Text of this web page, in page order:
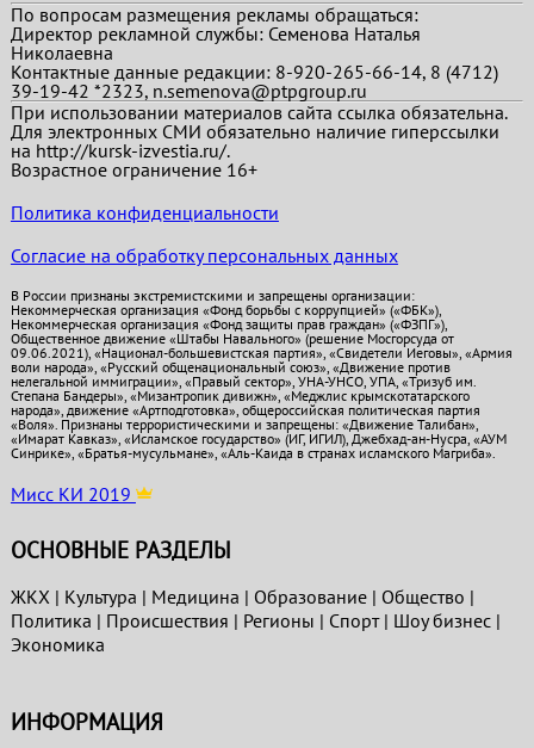
По вопросам размещения рекламы обращаться:
Директор рекламной службы: Семенова Наталья
Николаевна
Контактные данные редакции: 8-920-265-66-14, 8 (4712)
39-19-42 *2323, n.semenova@ptpgroup.ru
При использовании материалов сайта ссылка обязательна.
Для электронных СМИ обязательно наличие гиперссылки
на http://kursk-izvestia.ru/.
Возрастное ограничение 16+
Политика конфиденциальности
Согласие на обработку персональных данных
В России признаны экстремистскими и запрещены организации:
Некоммерческая организация «Фонд борьбы с коррупцией» («ФБК»),
Некоммерческая организация «Фонд защиты прав граждан» («ФЗПГ»),
Общественное движение «Штабы Навального» (решение Мосгорсуда от
09.06.2021), «Национал-большевистская партия», «Свидетели Иеговы», «Армия
воли народа», «Русский общенациональный союз», «Движение против
нелегальной иммиграции», «Правый сектор», УНА-УНСО, УПА, «Тризуб им.
Степана Бандеры», «Мизантропик дивижн», «Меджлис крымскотатарского
народа», движение «Артподготовка», общероссийская политическая партия
«Воля». Признаны террористическими и запрещены: «Движение Талибан»,
«Имарат Кавказ», «Исламское государство» (ИГ, ИГИЛ), Джебхад-ан-Нусра, «АУМ
Синрике», «Братья-мусульмане», «Аль-Каида в странах исламского Магриба».
Мисс КИ 2019
ОСНОВНЫЕ РАЗДЕЛЫ
ЖКХ | Культура | Медицина | Образование| Общество |
Политика | Проиcшествия | Регионы | Спорт| Шоу бизнес|
Экономика
ИНФОРМАЦИЯ